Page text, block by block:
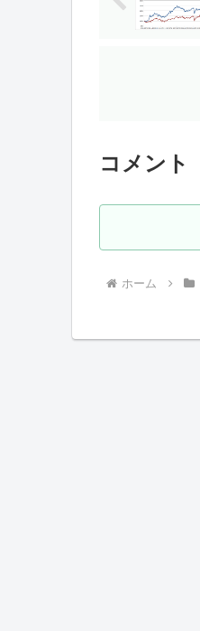
コメント
ホーム